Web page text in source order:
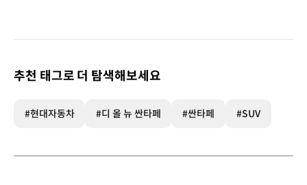
추천 태그로 더 탐색해보세요
#현대자동차 #디 올 뉴 싼타페 #싼타페 #SUV